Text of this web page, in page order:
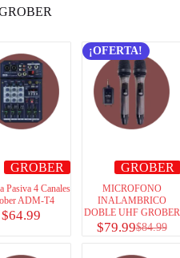
GROBER
Pasiva 4 Canales
ADM-T4
$64.99
¡OFERTA!
GROBER
MICROFONO
INALAMBRICO
DOBLE UHF GROBER
$84.99
$79.99